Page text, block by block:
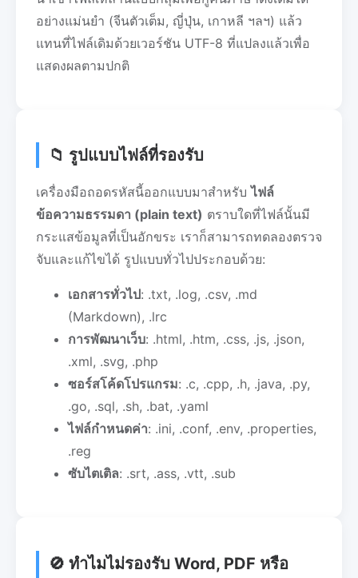
อย่างแม่นยำ (จีนตัวเต็ม, ญี่ปุ่น, เกาหลี ฯลฯ) แล้ว
แทนที่ไฟล์เดิมด้วยเวอร์ชัน UTF-8 ที่แปลงแล้วเพื่อ
แสดงผลตามปกติ
📁 รูปแบบไฟล์ที่รองรับ
เครื่องมือถอดรหัสนี้ออกแบบมาสำหรับไฟล์
ข้อความธรรมดา (plain text) ตราบใดที่ไฟล์นั้นมี
กระแสข้อมูลที่เป็นอักขระ เราก็สามารถทดลองตรวจ
จับและแก้ไขได้ รูปแบบทั่วไปประกอบด้วย:
เอกสารทั่วไป: .txt, .log, .csv, .md
(Markdown), .lrc
การพัฒนาเว็บ: .html, .htm, .css, .js, .json,
.xml, .svg, .php
ซอร์สโค้ดโปรแกรม: .c, .cpp, .h, .java, .py,
.go, .sql, .sh, .bat, .yaml
ไฟล์กำหนดค่า: .ini, .conf, .env, .properties,
.reg
ซับไตเติล: .srt, .ass, .vtt, .sub
🚫 ทำไมไม่รองรับ Word, PDF หรือ